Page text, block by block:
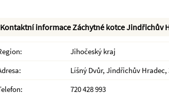
Kontaktní informace Záchytné kotce Jindřichův
Jihočeský kraj
Líšný Dvůr, Jindřichův Hradec,
720 428 993